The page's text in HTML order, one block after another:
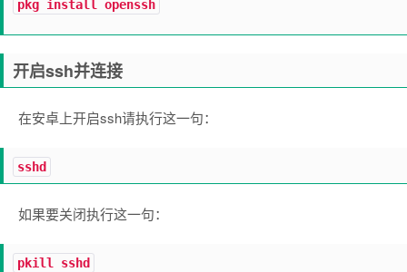
pkg install openssh
开启ssh并连接
在安卓上开启ssh请执行这一句：
sshd
如果要关闭执行这一句：
pkill sshd